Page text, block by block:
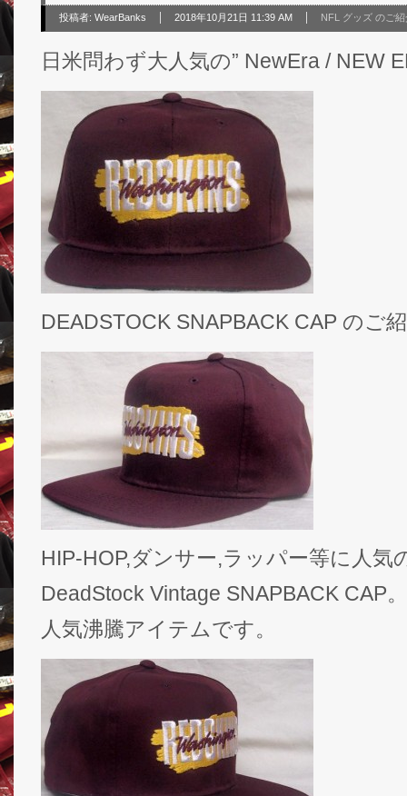
投稿者: WearBanks 2018年10月21日 11:39 AM NFL グッズ のご紹
日米問わず大人気の” NewEra / NEW
DEADSTOCK SNAPBACK CAP のご
HIP-HOP,ダンサー,ラッパー等に人気
DeadStock Vintage SNAPBACK CAP
人気沸騰アイテムです。